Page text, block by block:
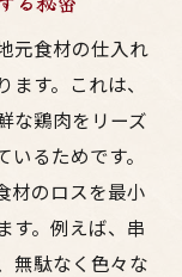
食べ歩く
力比較
す方法
満喫
のポイント
注目を
元食材の仕入れ
す。これは、
な鶏肉をリーズ
るためです。
材のロスを最小
す。例えば、串
無駄なく色々な